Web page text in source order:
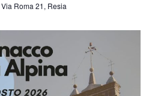
Via Roma 21, Resia